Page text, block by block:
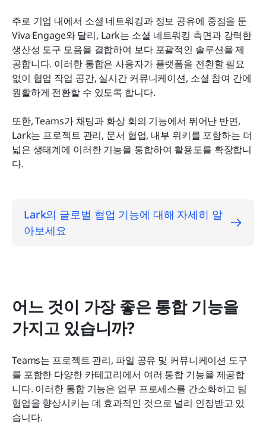
주로 기업 내에서 소셜 네트워킹과 정보 공유에 중점을 둔
Viva Engage와 달리, Lark는 소셜 네트워킹 측면과 강력한
생산성 도구 모음을 결합하여 보다 포괄적인 솔루션을 제
공합니다. 이러한 통합은 사용자가 플랫폼을 전환할 필요
없이 협업 작업 공간, 실시간 커뮤니케이션, 소셜 참여 간에
원활하게 전환할 수 있도록 합니다.
또한, Teams가 채팅과 화상 회의 기능에서 뛰어난 반면,
Lark는 프로젝트 관리, 문서 협업, 내부 위키를 포함하는 더
넓은 생태계에 이러한 기능을 통합하여 활용도를 확장합니
다.
Lark의 글로벌 협업 기능에 대해 자세히 알
아보세요
어느 것이 가장 좋은 통합 기능을
가지고 있습니까?
Teams는 프로젝트 관리, 파일 공유 및 커뮤니케이션 도구
를 포함한 다양한 카테고리에서 여러 통합 기능을 제공합
니다. 이러한 통합 기능은 업무 프로세스를 간소화하고 팀
협업을 향상시키는 데 효과적인 것으로 널리 인정받고 있
습니다.